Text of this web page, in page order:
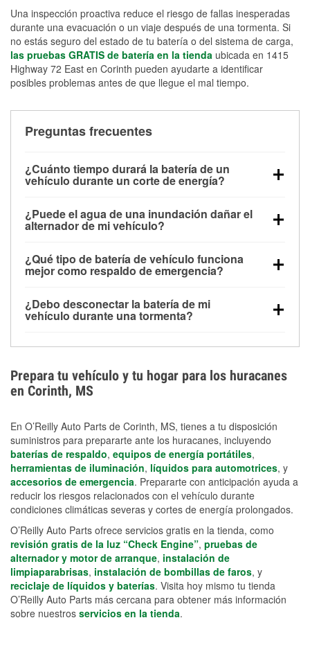
Una inspección proactiva reduce el riesgo de fallas inesperadas
durante una evacuación o un viaje después de una tormenta. Si
no estás seguro del estado de tu batería o del sistema de carga,
las pruebas GRATIS de batería en la tienda ubicada en 1415
Highway 72 East en Corinth pueden ayudarte a identificar
posibles problemas antes de que llegue el mal tiempo.
Preguntas frecuentes
¿Cuánto tiempo durará la batería de un
vehículo durante un corte de energía?
alimentar pequeños accesorios durante un tiempo
limitado, pero el uso repetido sin conducir el vehículo
contar con un equipo de carga de respaldo para
cortes prolongados.
¿Puede el agua de una inundación dañar el
alternador de mi vehículo?
parte baja del compartimento del motor y pueden
dañarse si se sumergen, lo que puede provocar una
días después de la exposición.
¿Qué tipo de batería de vehículo funciona
mejor como respaldo de emergencia?
para aplicaciones de ciclo profundo porque son
selladas, resistentes a las vibraciones y más
¿Debo desconectar la batería de mi
vehículo durante una tormenta?
los daños por inundación. Evitar el agua estancada y
preparar opciones de carga de respaldo son
medidas de protección más efectivas.
Prepara tu vehículo y tu hogar para los huracanes
en Corinth, MS
En O’Reilly Auto Parts de Corinth, MS, tienes a tu disposición
suministros para prepararte ante los huracanes, incluyendo
baterías de respaldo, equipos de energía portátiles,
herramientas de iluminación, líquidos para automotrices, y
accesorios de emergencia. Prepararte con anticipación ayuda a
reducir los riesgos relacionados con el vehículo durante
condiciones climáticas severas y cortes de energía prolongados.
O’Reilly Auto Parts ofrece servicios gratis en la tienda, como
revisión gratis de la luz “Check Engine”, pruebas de
alternador y motor de arranque, instalación de
limpiaparabrisas, instalación de bombillas de faros, y
reciclaje de líquidos y baterías. Visita hoy mismo tu tienda
O’Reilly Auto Parts más cercana para obtener más información
sobre nuestros servicios en la tienda.